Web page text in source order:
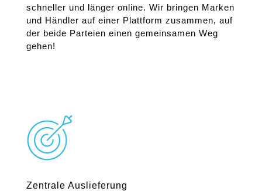
schneller und länger online. Wir bringen Marken
und Händler auf einer Plattform zusammen, auf
der beide Parteien einen gemeinsamen Weg
gehen!
Zentrale Auslieferung